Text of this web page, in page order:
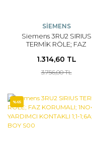
SİEMENS
Siemens 3RU2 SIRIUS
TERMİK RÖLE; FAZ
YARDIMCI KONTAKLI 1;4-
2A; BOY S00
1.314,60 TL
3.756,00 TL
%65